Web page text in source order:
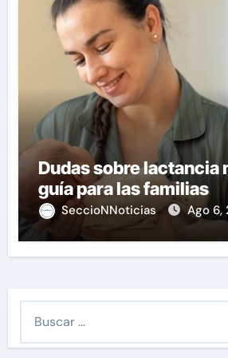
Dudas sobre lactancia
guía para las familias
SeccioNNoticias Ago 6,